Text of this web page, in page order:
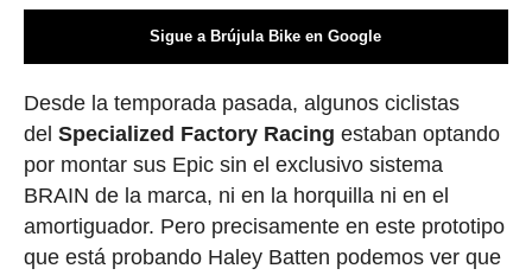
Sigue a Brújula Bike en Google
Desde la temporada pasada, algunos ciclistas
del Specialized Factory Racing estaban optando
por montar sus Epic sin el exclusivo sistema
BRAIN de la marca, ni en la horquilla ni en el
amortiguador. Pero precisamente en este prototipo
que está probando Haley Batten podemos ver que